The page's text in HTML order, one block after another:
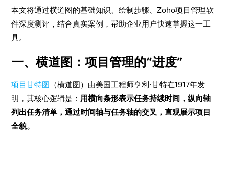
本文将通过横道图的基础知识、绘制步骤、Zoho项目管理软
件深度测评，结合真实案例，帮助企业用户快速掌握这一工
具。
一、横道图：项目管理的“进度”
项目甘特图 （横道图）由美国工程师亨利·甘特在1917年发
明，其核心逻辑是： 用横向条形表示任务持续时间，纵向轴
列出任务清单，通过时间轴与任务轴的交叉，直观展示项目
全貌。